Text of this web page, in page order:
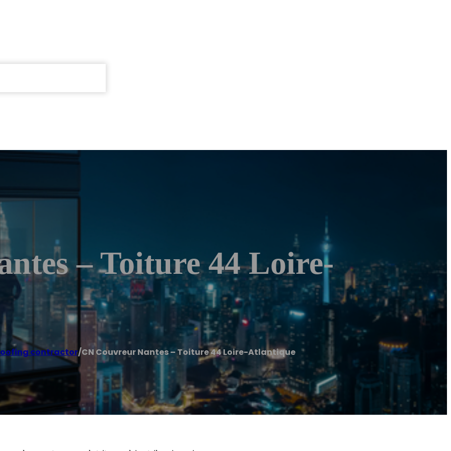
– Toiture 44 Loire-
contractor/CN Couvreur Nantes – Toiture 44 Loire-Atlantique